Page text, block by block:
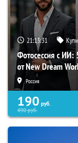
21:13:30
Фотосессия с ИИ:
от New Dream
Россия
190 руб.
490руб.